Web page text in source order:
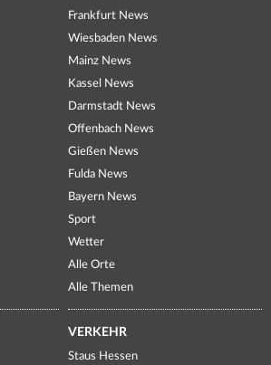
Frankfurt News
Wiesbaden News
Mainz News
Kassel News
Darmstadt News
Offenbach News
Gießen News
Fulda News
Bayern News
Sport
Wetter
Alle Orte
Alle Themen
VERKEHR
Staus Hessen